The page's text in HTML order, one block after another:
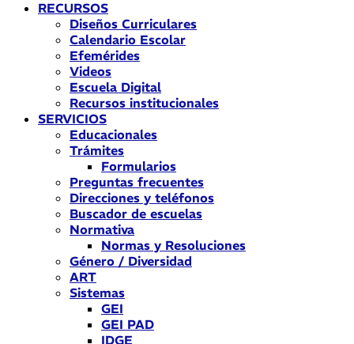
RECURSOS
Diseños Curriculares
Calendario Escolar
Efemérides
Videos
Escuela Digital
Recursos institucionales
SERVICIOS
Educacionales
Trámites
Formularios
Preguntas frecuentes
Direcciones y teléfonos
Buscador de escuelas
Normativa
Normas y Resoluciones
Género / Diversidad
ART
Sistemas
GEI
GEI PAD
IDGE